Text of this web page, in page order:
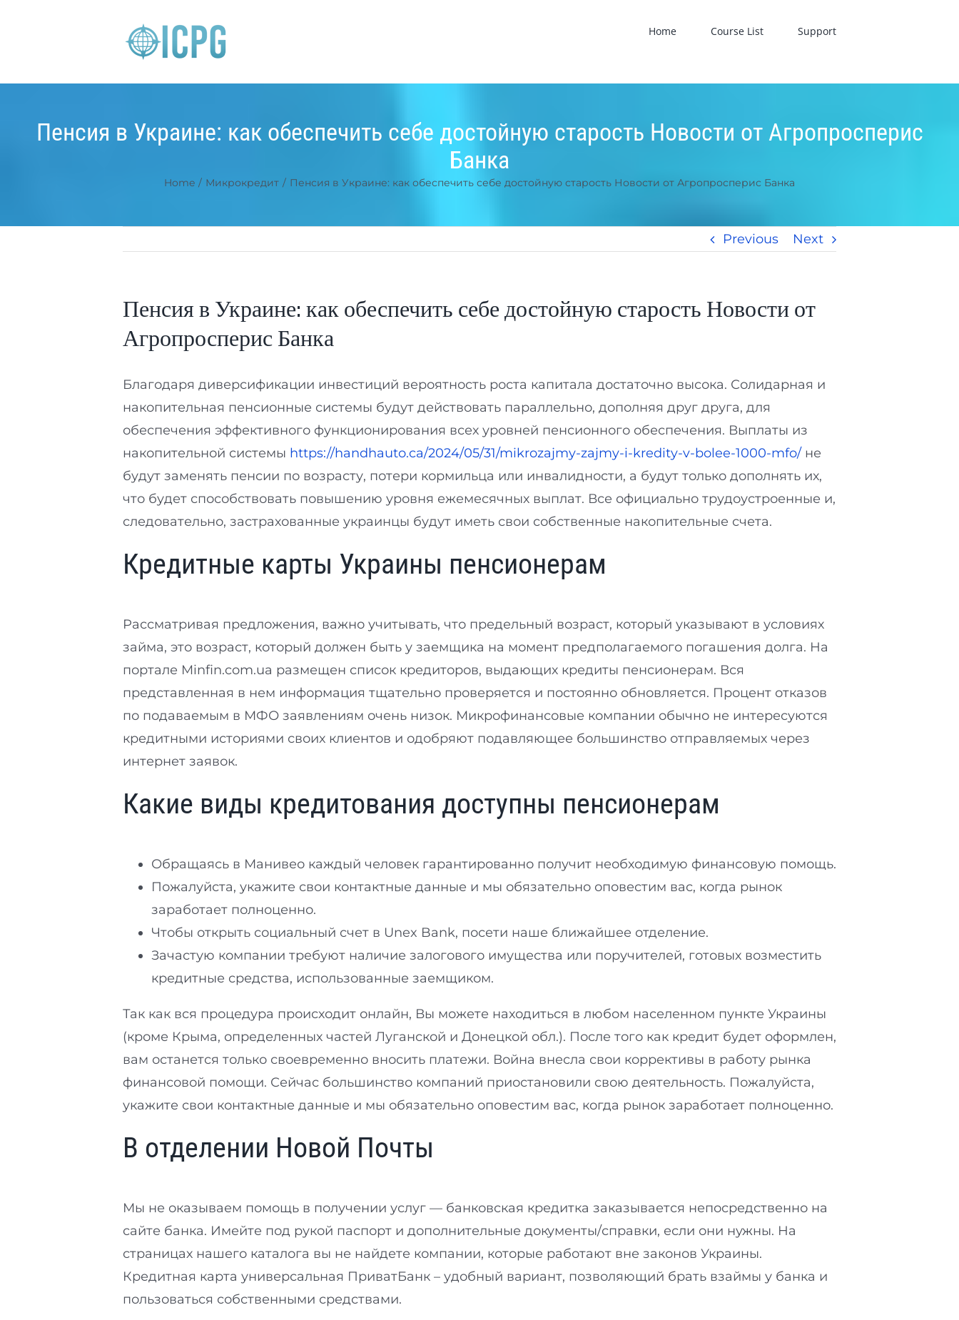
Home Course List Support
Пенсия в Украине: как обеспечить себе достойную старость Новости от Агропросперис
Банка
Home / Микрокредит / Пенсия в Украине: как обеспечить себе достойную старость Новости от Агропросперис Банка
Previous Next
Пенсия в Украине: как обеспечить себе достойную старость Новости от
Агропросперис Банка
Благодаря диверсификации инвестиций вероятность роста капитала достаточно высока. Солидарная и
накопительная пенсионные системы будут действовать параллельно, дополняя друг друга, для
обеспечения эффективного функционирования всех уровней пенсионного обеспечения. Выплаты из
накопительной системы https://handhauto.ca/2024/05/31/mikrozajmy-zajmy-i-kredity-v-bolee-1000-mfo/ не
будут заменять пенсии по возрасту, потери кормильца или инвалидности, а будут только дополнять их,
что будет способствовать повышению уровня ежемесячных выплат. Все официально трудоустроенные и,
следовательно, застрахованные украинцы будут иметь свои собственные накопительные счета.
Кредитные карты Украины пенсионерам
Рассматривая предложения, важно учитывать, что предельный возраст, который указывают в условиях
займа, это возраст, который должен быть у заемщика на момент предполагаемого погашения долга. На
портале Minfin.com.ua размещен список кредиторов, выдающих кредиты пенсионерам. Вся
представленная в нем информация тщательно проверяется и постоянно обновляется. Процент отказов
по подаваемым в МФО заявлениям очень низок. Микрофинансовые компании обычно не интересуются
кредитными историями своих клиентов и одобряют подавляющее большинство отправляемых через
интернет заявок.
Какие виды кредитования доступны пенсионерам
Обращаясь в Манивео каждый человек гарантированно получит необходимую финансовую помощь.
Пожалуйста, укажите свои контактные данные и мы обязательно оповестим вас, когда рынок
заработает полноценно.
Чтобы открыть социальный счет в Unex Bank, посети наше ближайшее отделение.
Зачастую компании требуют наличие залогового имущества или поручителей, готовых возместить
кредитные средства, использованные заемщиком.
Так как вся процедура происходит онлайн, Вы можете находиться в любом населенном пункте Украины
(кроме Крыма, определенных частей Луганской и Донецкой обл.). После того как кредит будет оформлен,
вам останется только своевременно вносить платежи. Война внесла свои коррективы в работу рынка
финансовой помощи. Сейчас большинство компаний приостановили свою деятельность. Пожалуйста,
укажите свои контактные данные и мы обязательно оповестим вас, когда рынок заработает полноценно.
В отделении Новой Почты
Мы не оказываем помощь в получении услуг — банковская кредитка заказывается непосредственно на
сайте банка. Имейте под рукой паспорт и дополнительные документы/справки, если они нужны. На
страницах нашего каталога вы не найдете компании, которые работают вне законов Украины.
Кредитная карта универсальная ПриватБанк – удобный вариант, позволяющий брать взаймы у банка и
пользоваться собственными средствами.